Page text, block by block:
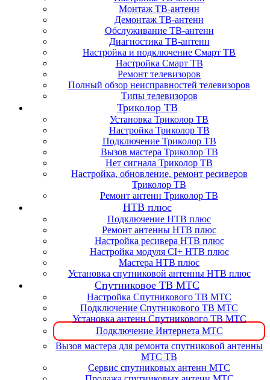
Монтаж ТВ-антенн
Демонтаж ТВ-антенн
Обслуживание ТВ-антенн
Диагностика ТВ-антенн
Настройка и подключение Смарт ТВ
Настройка Смарт ТВ
Ремонт телевизоров
Полный обзор неисправностей телевизоров
Типы телевизоров
Триколор ТВ
Установка Триколор ТВ
Настройка Триколор ТВ
Подключение Триколор ТВ
Вызов мастера Триколор ТВ
Нет сигнала Триколор ТВ
Настройка, обновление, ремонт ресиверов
Триколор ТВ
Ремонт антенн Триколор ТВ
НТВ плюс
Подключение НТВ плюс
Ремонт антенны НТВ плюс
Настройка ресивера НТВ плюс
Настройка модуля CI+ НТВ плюс
Мастера НТВ плюс
Установка спутниковой антенны НТВ плюс
Спутниковое ТВ МТС
Настройка Спутникового ТВ МТС
Подключение Спутникового ТВ МТС
Установка антенн Спутникового ТВ МТС
Подключение Интернета МТС
Вызов мастера для ремонта спутниковой антенны
МТС ТВ
Сервис спутниковых антенн МТС